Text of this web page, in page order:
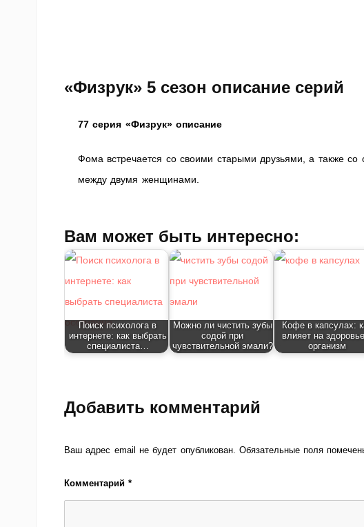
«Физрук» 5 сезон описание серий
77 серия «Физрук» описание
Фома встречается со своими старыми друзьями, а также
между двумя женщинами.
Вам может быть интересно:
Поиск психолога в
интернете: как выбрать
специалиста…
Можно ли чистить зубы
содой при
чувствительной эмали?
Кофе в капсулах:
влияет на
организм
Добавить комментарий
Ваш адрес email не будет опубликован. Обязательные поля
Комментарий*